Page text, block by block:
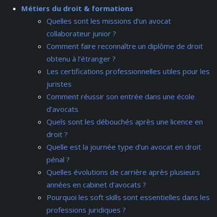
Métiers du droit & formations
Quelles sont les missions d’un avocat
collaborateur junior ?
Comment faire reconnaître un diplôme de droit
obtenu à l’étranger ?
Les certifications professionnelles utiles pour les
juristes
Comment réussir son entrée dans une école
d’avocats
Quels sont les débouchés après une licence en
droit ?
Quelle est la journée type d’un avocat en droit
pénal ?
Quelles évolutions de carrière après plusieurs
années en cabinet d’avocats ?
Pourquoi les soft skills sont essentielles dans les
professions juridiques ?